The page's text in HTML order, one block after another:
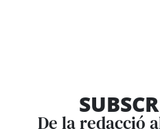
De la redacció